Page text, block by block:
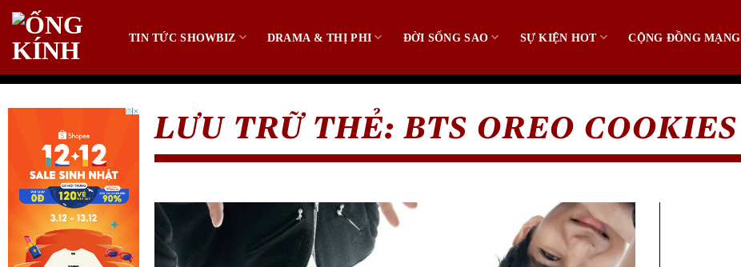
Bỏ
qua
nội
TIN TỨC SHOWBIZ DRAMA & THỊ PHI ĐỜI SỐNG SAO SỰ KIỆN HOT CỘNG ĐỒNG MẠNG
LƯU TRỮ THẺ:BTS OREO COOKIES